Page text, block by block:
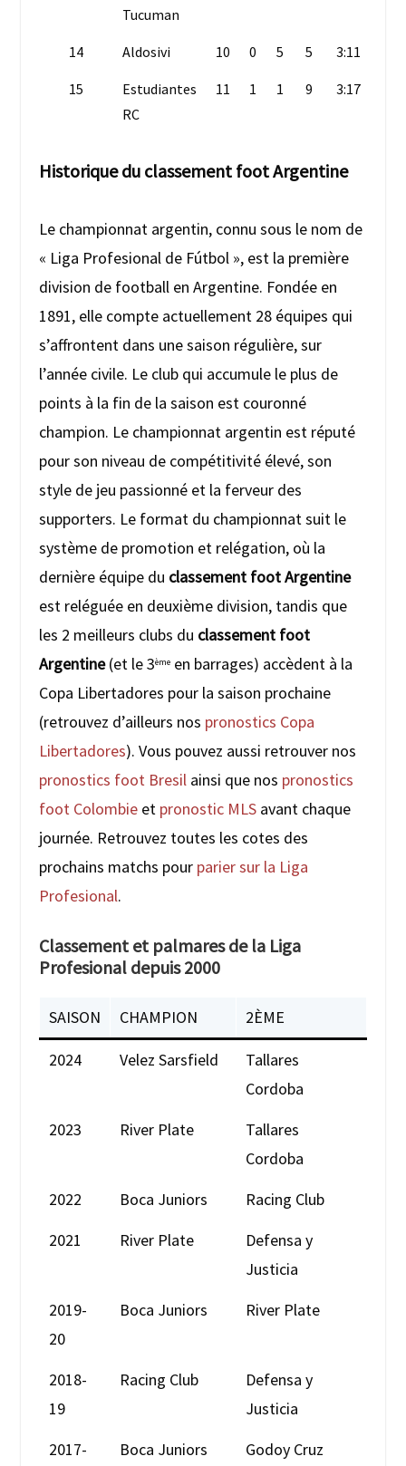
Tucuman
14 Aldosivi 10 0 5 5 3:11
15
Estudiantes
RC
11 1 1 9 3:17
Historique du classement foot Argentine
Le championnat argentin, connu sous le nom de
« Liga Profesional de Fútbol », est la première
division de football en Argentine. Fondée en
1891, elle compte actuellement 28 équipes qui
s’affrontent dans une saison régulière, sur
l’année civile. Le club qui accumule le plus de
points à la fin de la saison est couronné
champion. Le championnat argentin est réputé
pour son niveau de compétitivité élevé, son
style de jeu passionné et la ferveur des
supporters. Le format du championnat suit le
système de promotion et relégation, où la
dernière équipe du classement foot Argentine
est reléguée en deuxième division, tandis que
les 2 meilleurs clubs du classement foot
Argentine(et le 3èmeen barrages) accèdent à la
Copa Libertadores pour la saison prochaine
(retrouvez d’ailleurs nos pronostics Copa
Libertadores). Vous pouvez aussi retrouver nos
pronostics foot Bresilainsi que nos pronostics
foot Colombieet pronostic MLSavant chaque
journée. Retrouvez toutes les cotes des
prochains matchs pour parier sur la Liga
Profesional.
Classement et palmares de la Liga
Profesional depuis 2000
SAISON CHAMPION 2ÈME
2024 Velez Sarsfield
Tallares
Cordoba
2023
River Plate
Tallares
Cordoba
2022
Boca Juniors
Racing Club
2021
River Plate
Defensa y
Justicia
2019-
20
Boca Juniors River Plate
2018-
19
Racing Club
Defensa y
Justicia
2017-
Boca Juniors Godoy Cruz